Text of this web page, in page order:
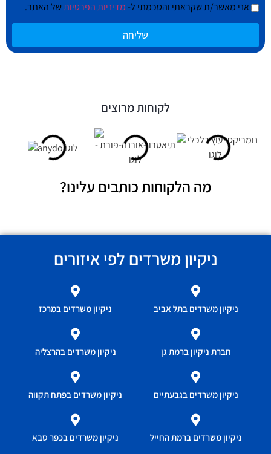
אני מאשר/ת שקראתי והסכמתי ל-מדיניות הפרטיותשל האתר.
שליחה
לקוחות מרוצים
מה הלקוחות כותבים עלינו?
ניקיון משרדים לפי איזורים
ניקיון משרדים בתל אביב ניקיון משרדים במרכז
חברת ניקיון ברמת גן ניקיון משרדים בהרצליה
ניקיון משרדים בגבעתיים ניקיון משרדים בפתח תקווה
ניקיון משרדים ברמת החייל ניקיון משרדים בכפר סבא